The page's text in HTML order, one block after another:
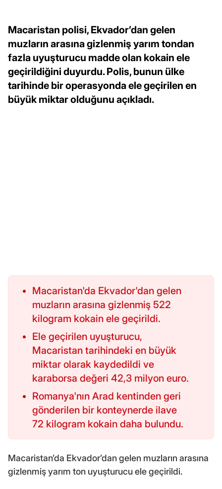
Macaristan polisi, Ekvador’dan gelen
muzların arasına gizlenmiş yarım tondan
fazla uyuşturucu madde olan kokain ele
geçirildiğini duyurdu. Polis, bunun ülke
tarihinde bir operasyonda ele geçirilen en
büyük miktar olduğunu açıkladı.
Macaristan'da Ekvador'dan gelen
muzların arasına gizlenmiş 522
kilogram kokain ele geçirildi.
Ele geçirilen uyuşturucu,
Macaristan tarihindeki en büyük
miktar olarak kaydedildi ve
karaborsa değeri 42,3 milyon euro.
Romanya'nın Arad kentinden geri
gönderilen bir konteynerde ilave
72 kilogram kokain daha bulundu.
Macaristan’da Ekvador’dan gelen muzların arasına
gizlenmiş yarım ton uyuşturucu ele geçirildi.